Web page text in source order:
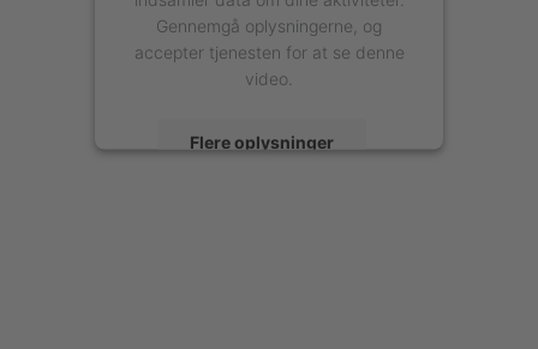
Gennemgå oplysningerne, og
accepter tjenesten for at se denne
video.
Flere oplysninger